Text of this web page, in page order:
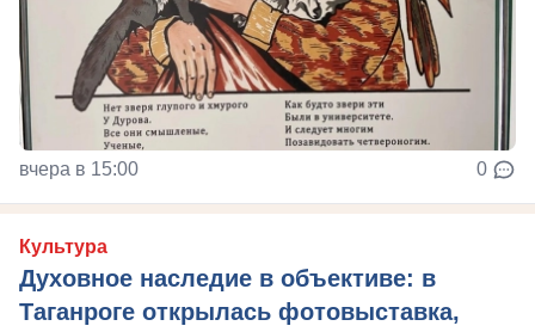
вчера в 15:00 0
Культура
Духовное наследие в объективе: в
Таганроге открылась фотовыставка,